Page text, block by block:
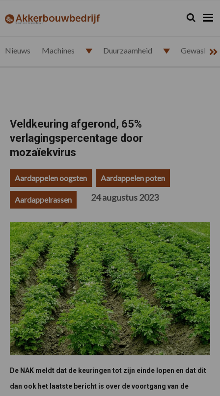
de
de
de
de
akkerbouwbedrijf.nl Zoeken...
Zoek
Nieuws Machines Duurzaamheid
Veldkeuring afgerond, 65%
verlagingspercentage door
mozaïekvirus
Aardappelen oogsten Aardappelen poten
Aardappelrassen 24 augustus 2023
De NAK meldt dat de keuringen tot zijn einde lopen​ en dat dit
dan ook het laatste bericht is over de voortgang van de